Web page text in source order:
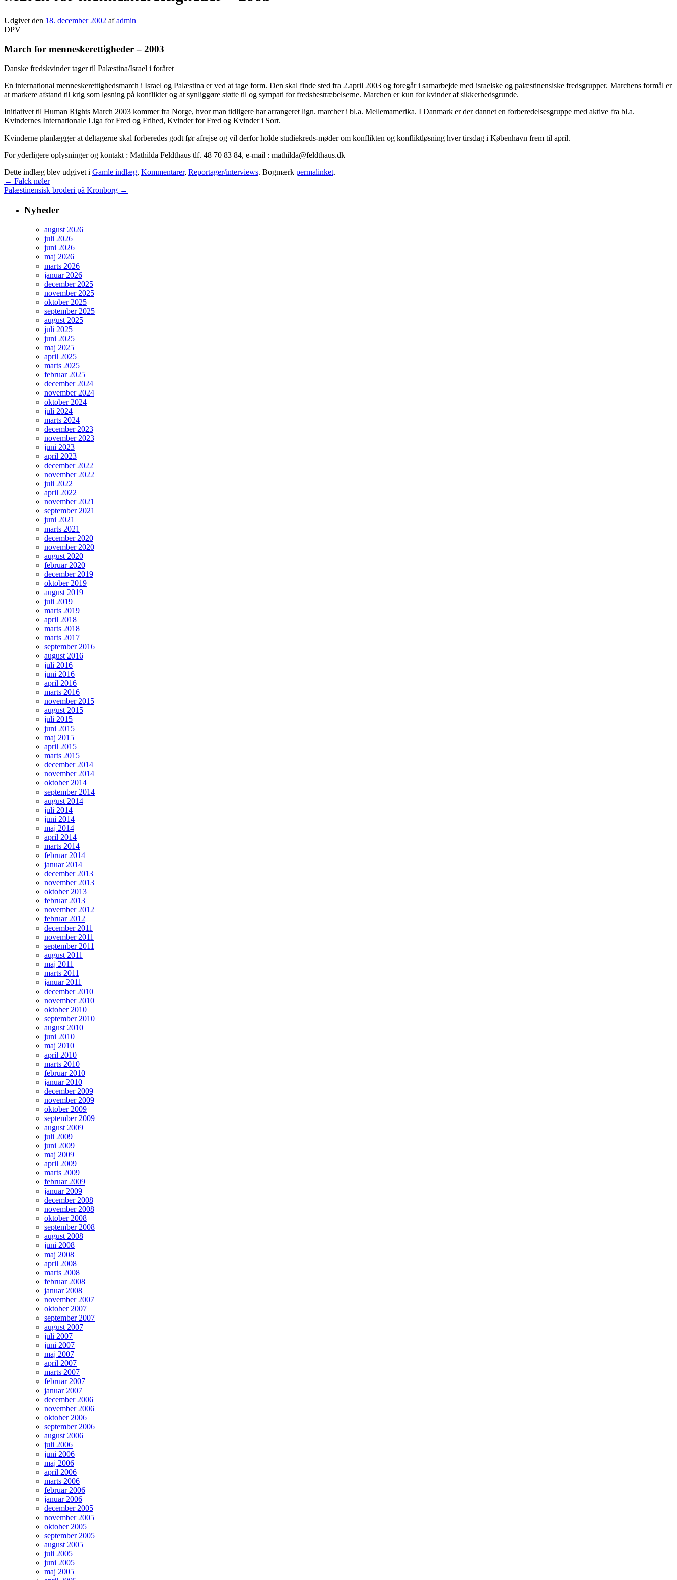
Udgivet den 18. december 2002 af admin
DPV
March for menneskerettigheder – 2003
Danske fredskvinder tager til Palæstina/Israel i foråret
En international menneskerettighedsmarch i Israel og Palæstina er ved at tage form. Den skal finde sted fra 2.april 2003 og foregår i samarbejde med israelske og palæstinensiske fredsgrupper. Marchens formål er
at markere afstand til krig som løsning på konflikter og at synliggøre støtte til og sympati for fredsbestræbelserne. Marchen er kun for kvinder af sikkerhedsgrunde.
Initiativet til Human Rights March 2003 kommer fra Norge, hvor man tidligere har arrangeret lign. marcher i bl.a. Mellemamerika. I Danmark er der dannet en forberedelsesgruppe med aktive fra bl.a.
Kvindernes Internationale Liga for Fred og Frihed, Kvinder for Fred og Kvinder i Sort.
Kvinderne planlægger at deltagerne skal forberedes godt før afrejse og vil derfor holde studiekreds-møder om konflikten og konfliktløsning hver tirsdag i København frem til april.
For yderligere oplysninger og kontakt : Mathilda Feldthaus tlf. 48 70 83 84, e-mail : mathilda@feldthaus.dk
Dette indlæg blev udgivet i Gamle indlæg, Kommentarer, Reportager/interviews. Bogmærk permalinket.
← Falck nøler
Palæstinensisk broderi på Kronborg →
Nyheder
august 2026
juli 2026
juni 2026
maj 2026
marts 2026
januar 2026
december 2025
november 2025
oktober 2025
september 2025
august 2025
juli 2025
juni 2025
maj 2025
april 2025
marts 2025
februar 2025
december 2024
november 2024
oktober 2024
juli 2024
marts 2024
december 2023
november 2023
juni 2023
april 2023
december 2022
november 2022
juli 2022
april 2022
november 2021
september 2021
juni 2021
marts 2021
december 2020
november 2020
august 2020
februar 2020
december 2019
oktober 2019
august 2019
juli 2019
marts 2019
april 2018
marts 2018
marts 2017
september 2016
august 2016
juli 2016
juni 2016
april 2016
marts 2016
november 2015
august 2015
juli 2015
juni 2015
maj 2015
april 2015
marts 2015
december 2014
november 2014
oktober 2014
september 2014
august 2014
juli 2014
juni 2014
maj 2014
april 2014
marts 2014
februar 2014
januar 2014
december 2013
november 2013
oktober 2013
februar 2013
november 2012
februar 2012
december 2011
november 2011
september 2011
august 2011
maj 2011
marts 2011
januar 2011
december 2010
november 2010
oktober 2010
september 2010
august 2010
juni 2010
maj 2010
april 2010
marts 2010
februar 2010
januar 2010
december 2009
november 2009
oktober 2009
september 2009
august 2009
juli 2009
juni 2009
maj 2009
april 2009
marts 2009
februar 2009
januar 2009
december 2008
november 2008
oktober 2008
september 2008
august 2008
juni 2008
maj 2008
april 2008
marts 2008
februar 2008
januar 2008
november 2007
oktober 2007
september 2007
august 2007
juli 2007
juni 2007
maj 2007
april 2007
marts 2007
februar 2007
januar 2007
december 2006
november 2006
oktober 2006
september 2006
august 2006
juli 2006
juni 2006
maj 2006
april 2006
marts 2006
februar 2006
januar 2006
december 2005
november 2005
oktober 2005
september 2005
august 2005
juli 2005
juni 2005
maj 2005